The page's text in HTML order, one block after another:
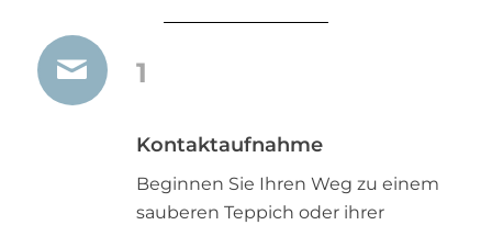
1
Kontaktaufnahme
Beginnen Sie Ihren Weg zu einem
sauberen Teppich oder ihrer